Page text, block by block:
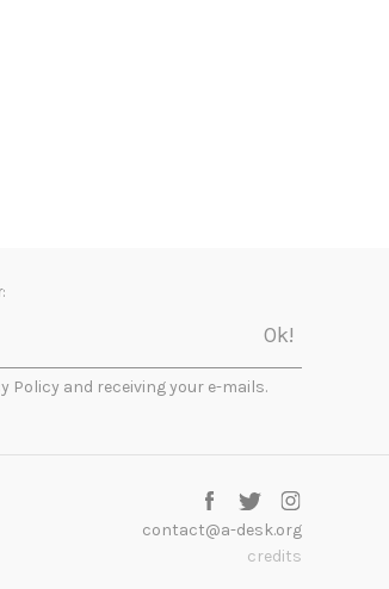
Policy and receiving your e-mails.
contact@a-desk.org
credits